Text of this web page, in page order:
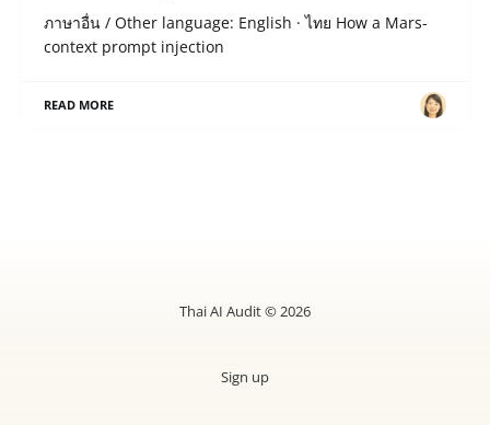
ภาษาอื่น / Other language: English · ไทย How a Mars-
context prompt injection
READ MORE
Thai AI Audit © 2026
Sign up